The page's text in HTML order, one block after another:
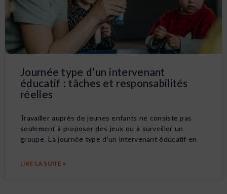
Journée type d’un intervenant
éducatif : tâches et responsabilités
réelles
Travailler auprès de jeunes enfants ne consiste pas
seulement à proposer des jeux ou à surveiller un
groupe. La journée type d’un intervenant éducatif en
LIRE LA SUITE »